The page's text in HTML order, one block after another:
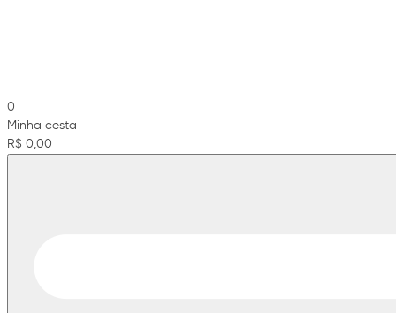
0
Minha cesta
R$ 0,00